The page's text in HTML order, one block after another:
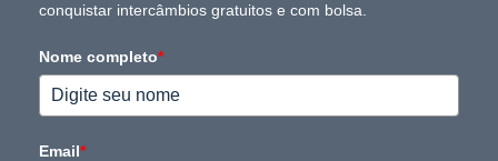
conquistar intercâmbios gratuitos e com bolsa.
Nome completo*
Email*